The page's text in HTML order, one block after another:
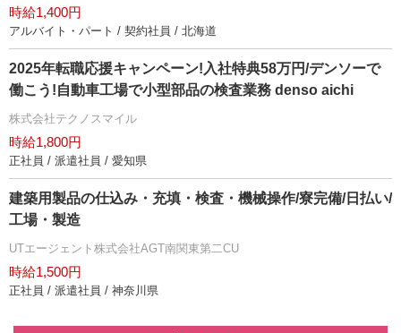
時給1,400円
アルバイト・パート / 契約社員 / 北海道
2025年転職応援キャンペーン!入社特典58万円/デンソーで
働こう!自動車工場で小型部品の検査業務 denso aichi
株式会社テクノスマイル
時給1,800円
正社員 / 派遣社員 / 愛知県
建築用製品の仕込み・充填・検査・機械操作/寮完備/日払い/
工場・製造
UTエージェント株式会社AGT南関東第二CU
時給1,500円
正社員 / 派遣社員 / 神奈川県